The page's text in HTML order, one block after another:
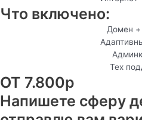
Что включено:
Домен +
Тех
ОТ 7.800р
Напишете сферу